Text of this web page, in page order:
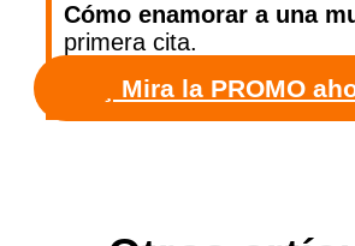
Cómo enamorar a una
primera cita.
Mira la PROMO